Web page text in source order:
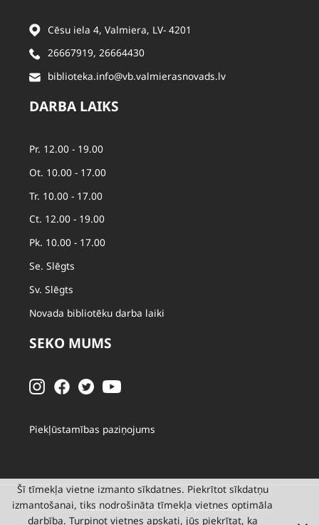
Cēsu iela 4, Valmiera, LV- 4201
26667919, 26664430
biblioteka.info@vb.valmierasnovads.lv
DARBA LAIKS
Pr. 12.00 - 19.00
Ot. 10.00 - 17.00
Tr. 10.00 - 17.00
Ct. 12.00 - 19.00
Pk. 10.00 - 17.00
Se. Slēgts
Sv. Slēgts
Novada bibliotēku darba laiki
SEKO MUMS
Piekļūstamības paziņojums
© 2026 Valmieras novada pašvaldība
Šī tīmekļa vietne izmanto sīkdatnes. Piekrītot sīkdatņu
izmantošanai, tiks nodrošināta tīmekļa vietnes optimāla
darbība. Turpinot vietnes apskati, jūs piekrītat, ka